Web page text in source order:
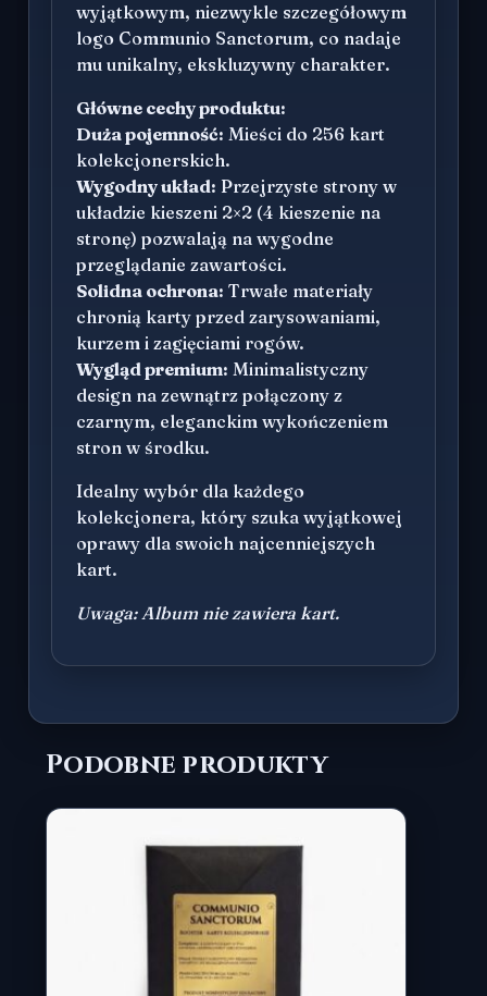
wyjątkowym, niezwykle szczegółowym
logo Communio Sanctorum, co nadaje
mu unikalny, ekskluzywny charakter.
Główne cechy produktu:
Duża pojemność: Mieści do 256 kart
kolekcjonerskich.
Wygodny układ: Przejrzyste strony w
układzie kieszeni 2×2 (4 kieszenie na
stronę) pozwalają na wygodne
przeglądanie zawartości.
Solidna ochrona: Trwałe materiały
chronią karty przed zarysowaniami,
kurzem i zagięciami rogów.
Wygląd premium: Minimalistyczny
design na zewnątrz połączony z
czarnym, eleganckim wykończeniem
stron w środku.
Idealny wybór dla każdego
kolekcjonera, który szuka wyjątkowej
oprawy dla swoich najcenniejszych
kart.
Uwaga: Album nie zawiera kart.
Podobne produkty